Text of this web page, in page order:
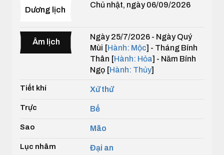
Dương lịch
Chủ nhật, ngày 06/09/2026
Âm lịch
Ngày 25/7/2026 - Ngày Quý
Mùi [Hành: Mộc] - Tháng Bính
Thân [Hành: Hỏa] - Năm Bính
Ngọ [Hành: Thủy]
Tiết khí Xử thử
Trực Bế
Sao Mão
Lục nhâm Đại an